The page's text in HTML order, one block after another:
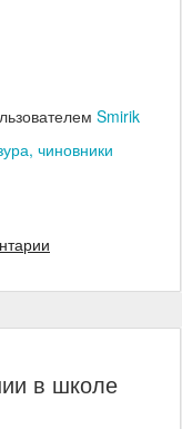
Smirik
чиновники
в школе